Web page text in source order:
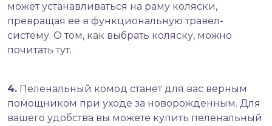
может устанавливаться на раму коляски,
превращая ее в функциональную травел-
систему. О том, как выбрать коляску, можно
почитатьтут.
4. Пеленальный комод станет для вас верным
помощником при уходе за новорожденным. Для
вашего удобства вы можете купить пеленальный